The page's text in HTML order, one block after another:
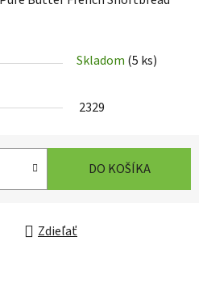
Skladom (5 ks)
2329
DO KOŠÍKA
Zdieľať